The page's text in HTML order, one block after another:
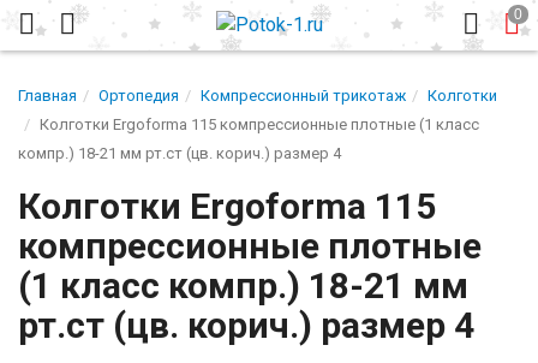
Главная Ортопедия Компрессионный трикотаж
Колготки
Колготки Ergoforma 115 компрессионные плотные (1 класс
компр.) 18-21 мм рт.ст (цв. корич.) размер 4
Колготки Ergoforma 115
компрессионные плотные
(1 класс компр.) 18-21 мм
рт.ст (цв. корич.) размер 4